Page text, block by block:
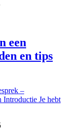
een
en tips
–
Introductie Je hebt